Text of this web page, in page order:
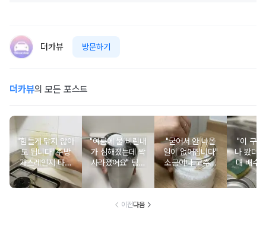
더카뷰 방문하기
더카뷰의 모든 포스트
"힘들게 닦지 않아
도 됩니다" 주방
가스레인지 타일
벽에 쌓인 기름때
에 뿌려주면 쉽게
"여름에 물 비린내
가 심해졌는데 싹
사라졌어요" 텀블
러 설거지 할 때
한 숟가락 넣고 흔
"굳어서 안 나올
일이 없어집니다"
소금이나 고추가
루 담아둔 조미료
통에 이쑤시개를
"이 구멍
나 봤더
대 배수
도 냄새
넘침 방
이전다음